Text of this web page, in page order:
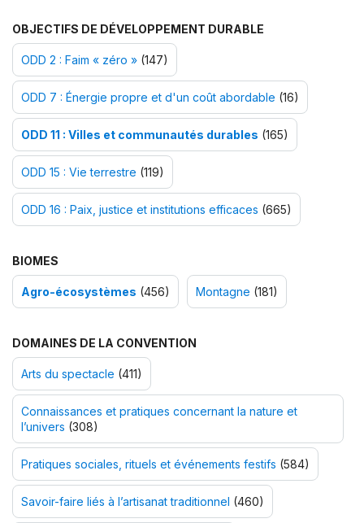
OBJECTIFS DE DÉVELOPPEMENT DURABLE
ODD 2 : Faim « zéro » (147)
ODD 7 : Énergie propre et d'un coût abordable (16)
ODD 11 : Villes et communautés durables (165)
ODD 15 : Vie terrestre (119)
ODD 16 : Paix, justice et institutions efficaces (665)
BIOMES
Agro-écosystèmes (456) Montagne (181)
DOMAINES DE LA CONVENTION
Arts du spectacle (411)
Connaissances et pratiques concernant la nature et
l’univers (308)
Pratiques sociales, rituels et événements festifs (584)
Savoir-faire liés à l’artisanat traditionnel (460)